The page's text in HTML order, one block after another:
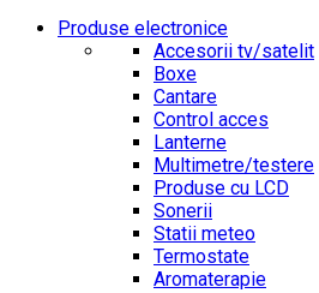
Produse electronice
Accesorii tv/satelit
Boxe
Cantare
Control acces
Lanterne
Multimetre/testere
Produse cu LCD
Sonerii
Statii meteo
Termostate
Aromaterapie